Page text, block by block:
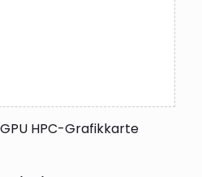
GPU HPC-Grafikkarte